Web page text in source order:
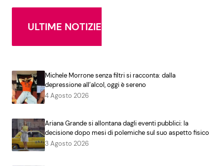
ULTIME NOTIZIE
Michele Morrone senza filtri si racconta: dalla
depressione all’alcol, oggi è sereno
4 Agosto 2026
Ariana Grande si allontana dagli eventi pubblici: la
decisione dopo mesi di polemiche sul suo aspetto fisico
3 Agosto 2026